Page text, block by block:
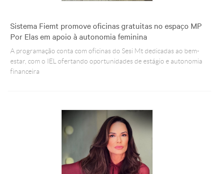
Sistema Fiemt promove oficinas gratuitas no espaço MP
Por Elas em apoio à autonomia feminina
A programação conta com oficinas do Sesi Mt dedicadas ao bem-
estar, com o IEL ofertando oportunidades de estágio e autonomia
financeira